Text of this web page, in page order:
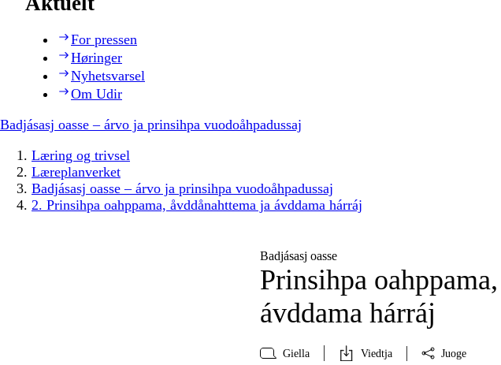
For pressen
Høringer
Nyhetsvarsel
Om Udir
Badjásasj oasse – árvo ja prinsihpa vuodoåhpadussaj
Læring og trivsel
Læreplanverket
Badjásasj oasse – árvo ja prinsihpa vuodoåhpadussaj
2. Prinsihpa oahppama, åvddånahttema ja ávddama hárráj
Badjásasj oasse
Prinsihpa
ávddama hárráj
Giella Viedtja Juoge